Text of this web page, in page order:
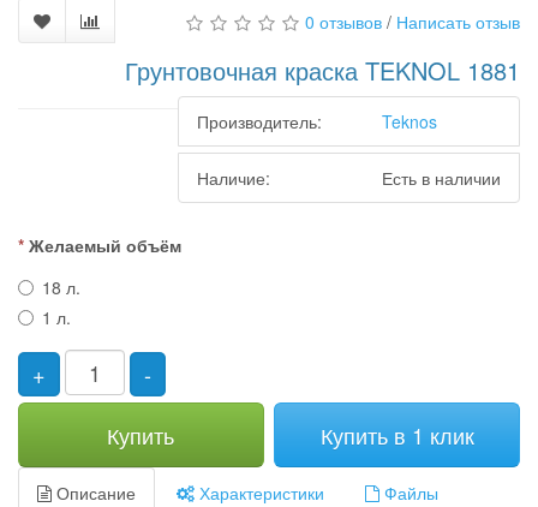
0 отзывов / Написать отзыв
Грунтовочная краска TEKNOL 1881
Производитель: Teknos
Наличие: Есть в наличии
Желаемый объём
18 л.
1 л.
+
-
Купить
Купить в 1 клик
Описание Характеристики Файлы